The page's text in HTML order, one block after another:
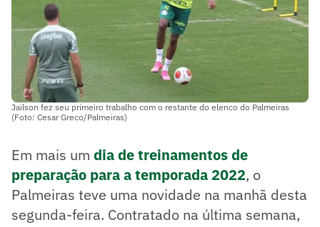
Jailson fez seu primeiro trabalho com o restante do elenco do Palmeiras
(Foto: Cesar Greco/Palmeiras)
Em mais um dia de treinamentos de
preparação para a temporada 2022, o
Palmeiras teve uma novidade na manhã desta
segunda-feira. Contratado na última semana,